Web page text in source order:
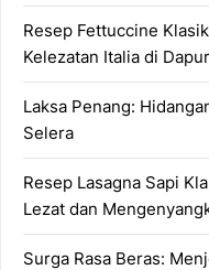
Resep Fettuccine
Kelezatan Italia di
Laksa Penang:
Selera
Resep Lasagna Sapi
Lezat dan
Surga Rasa Beras: